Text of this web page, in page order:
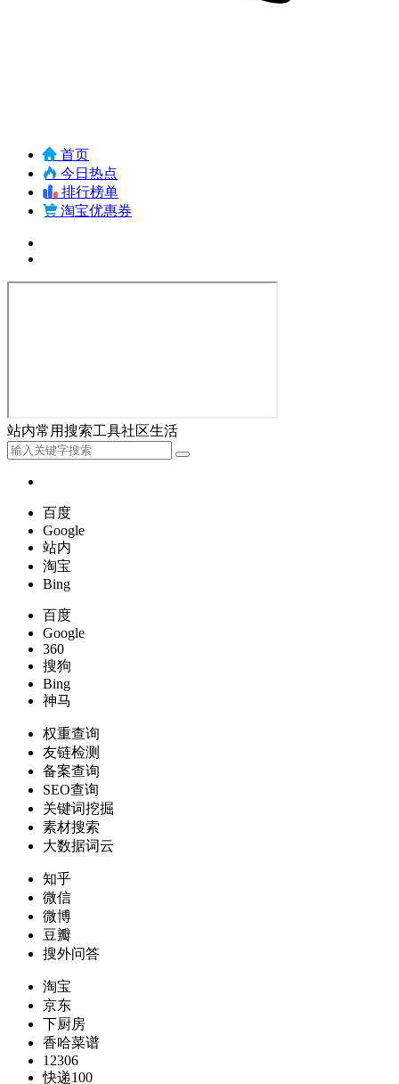
首页
今日热点
排行榜单
淘宝优惠券
站内常用搜索工具社区生活
百度
Google
站内
淘宝
Bing
百度
Google
360
搜狗
Bing
神马
权重查询
友链检测
备案查询
SEO查询
关键词挖掘
素材搜索
大数据词云
知乎
微信
微博
豆瓣
搜外问答
淘宝
京东
下厨房
香哈菜谱
12306
快递100